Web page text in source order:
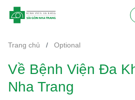
Trang chủ / Optional
Về Bệnh Viện Đa
Nha Trang